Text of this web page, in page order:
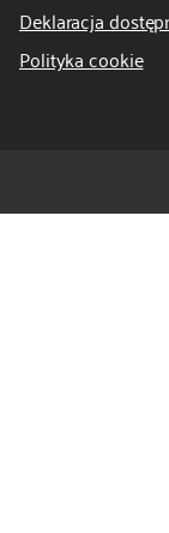
Deklaracja
Polityka cookie